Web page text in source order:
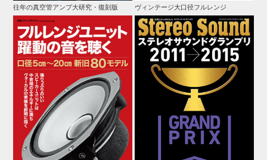
往年の真空管アンプ大研究・復刻版 ヴィンテージ大口径フルレンジ